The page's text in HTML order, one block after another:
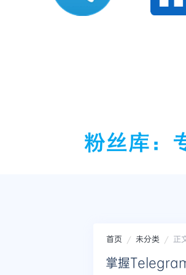
首页 未分类 正
掌握